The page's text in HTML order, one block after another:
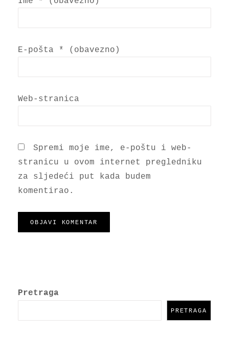
E-pošta * (obavezno)
Web-stranica
Spremi moje ime, e-poštu i web-
stranicu u ovom internet pregledniku
za sljedeći put kada budem
komentirao.
Pretraga
PRETRAGA